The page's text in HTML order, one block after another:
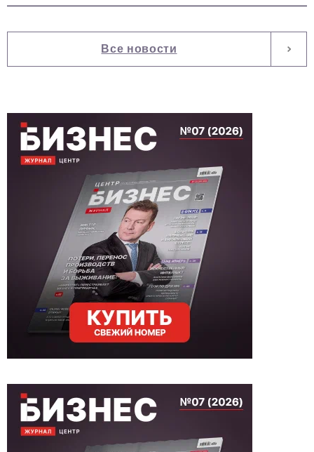
Все новости